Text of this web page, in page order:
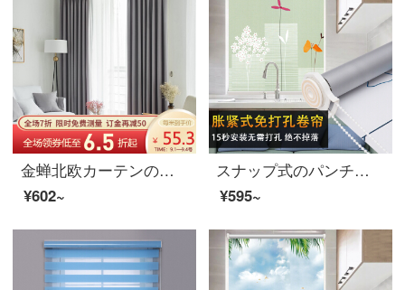
金蝉北欧カーテンの完成品は簡単です。現代ベルベットの麻の日よけのカーテンの布を遮るリビングルームのカーテンはフックでカスタマイズできます。
¥602~
スナップ式のパンチングフリープリントのカーテン全遮光キッチントイレの防水油昇降。家庭のカーテンは張り式の秋語全遮光です。
¥595~